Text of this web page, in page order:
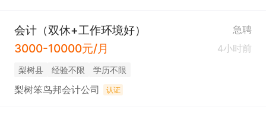
会计（双休+工作环境好） 急聘
3000-10000元/月 4小时前
梨树县 经验不限 学历不限
梨树笨鸟邦会计公司 认证